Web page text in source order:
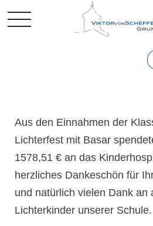
Mobile Menu Toggle
Aus den Einnahmen der
Lichterfest mit Basar
1578,51 € an das
herzliches Dankeschön für
und natürlich vielen Dank an
Lichterkinder unserer Schule.